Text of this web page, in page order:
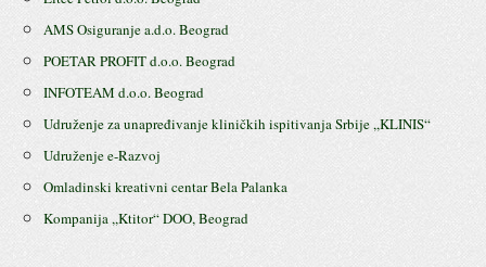
AMS Osiguranje a.d.o. Beograd
POETAR PROFIT d.o.o. Beograd
INFOTEAM d.o.o. Beograd
Udruženje za unapređivanje kliničkih ispitivanja Srbije ,,KLINIS“
Udruženje e-Razvoj
Omladinski kreativni centar Bela Palanka
Kompanija ,,Ktitor“ DOO, Beograd